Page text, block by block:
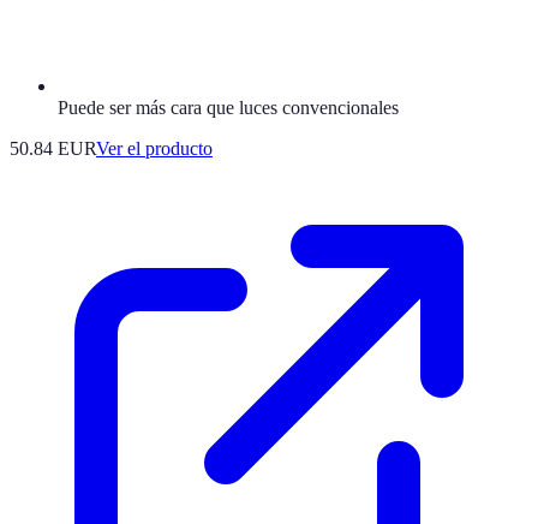
Puede ser más cara que luces convencionales
50.84 EURVer el producto